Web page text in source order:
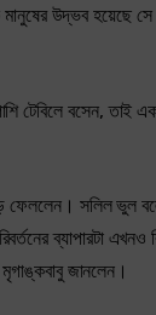
উদ্ভব হয়েছে
টেবিলে বসেন, তাই
ফেললেন। সলিল ভুল
ব্যাপারটা এখনও
জানলেন।